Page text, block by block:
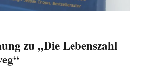
zu „Die Lebenszahl